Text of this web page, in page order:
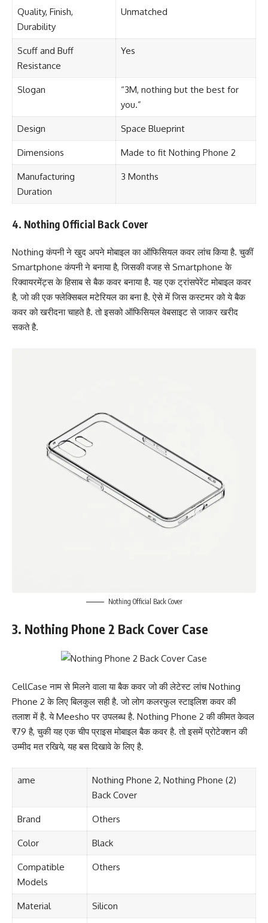
Quality, Finish,
Durability
Unmatched
Scuff and Buff
Resistance
Yes
Slogan
“3M, nothing but the best for
you.”
Design Space Blueprint
Dimensions Made to fit Nothing Phone 2
Manufacturing
Duration
3 Months
4. Nothing Official Back Cover
Nothing कंपनी ने खुद अपने मोबाइल का ऑफिसियल कवर लांच किया है. चुकीं
Smartphone कंपनी ने बनाया है, जिसकी वजह से Smartphone के
रिक्वायरमेंट्स के हिसाब से बैक कवर बनाया है. यह एक ट्रांसपेरेंट मोबाइल कवर
है, जो की एक फ्लेक्सिबल मटेरियल का बना है. ऐसे में जिस कस्टमर को ये बैक
कवर को खरीदना चाहते है. तो इसको ऑफिसियल वेबसाइट से जाकर खरीद
सकते है.
Nothing Official Back Cover
3. Nothing Phone 2 Back Cover Case
CellCase नाम से मिलने वाला या बैक कवर जो की लेटेस्ट लांच Nothing
Phone 2 के लिए बिलकुल सही है. जो लोग कलरफुल स्टाइलिश कवर की
तलाश में है. ये Meesho पर उपलब्ध है. Nothing Phone 2 की कीमत केवल
₹79 है, चुकी यह एक चीप प्राइस मोबाइल बैक कवर है. तो इसमें प्रोटेक्शन की
उम्मीद मत रखिये, यह बस दिखावे के लिए है.
ame
Nothing Phone 2, Nothing Phone (2)
Back Cover
Brand Others
Color Black
Compatible
Models
Others
Material Silicon